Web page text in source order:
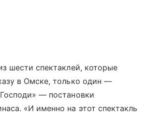
шести спектаклей, которые
в Омске, только один —
— постановки
«И именно на этот спектакль